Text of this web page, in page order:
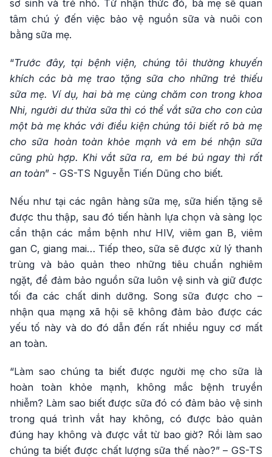
sơ sinh và trẻ nhỏ. Từ nhận thức đó, bà mẹ sẽ quan
tâm chú ý đến việc bảo vệ nguồn sữa và nuôi con
bằng sữa mẹ.
“Trước đây, tại bệnh viện, chúng tôi thường khuyến
khích các bà mẹ trao tặng sữa cho những trẻ thiếu
sữa mẹ. Ví dụ, hai bà mẹ cùng chăm con trong khoa
Nhi, người dư thừa sữa thì có thể vắt sữa cho con của
một bà mẹ khác với điều kiện chúng tôi biết rõ bà mẹ
cho sữa hoàn toàn khỏe mạnh và em bé nhận sữa
cũng phù hợp. Khi vắt sữa ra, em bé bú ngay thì rất
an toàn” - GS-TS Nguyễn Tiến Dũng cho biết.
Nếu như tại các ngân hàng sữa mẹ, sữa hiến tặng sẽ
được thu thập, sau đó tiến hành lựa chọn và sàng lọc
cẩn thận các mầm bệnh như HIV, viêm gan B, viêm
gan C, giang mai… Tiếp theo, sữa sẽ được xử lý thanh
trùng và bảo quản theo những tiêu chuẩn nghiêm
ngặt, để đảm bảo nguồn sữa luôn vệ sinh và giữ được
tối đa các chất dinh dưỡng. Song sữa được cho –
nhận qua mạng xã hội sẽ không đảm bảo được các
yếu tố này và do đó dẫn đến rất nhiều nguy cơ mất
an toàn.
“Làm sao chúng ta biết được người mẹ cho sữa là
hoàn toàn khỏe mạnh, không mắc bệnh truyền
nhiễm? Làm sao biết được sữa đó có đảm bảo vệ sinh
trong quá trình vắt hay không, có được bảo quản
đúng hay không và được vắt từ bao giờ? Rồi làm sao
chúng ta biết được chất lượng sữa thế nào?” – GS-TS